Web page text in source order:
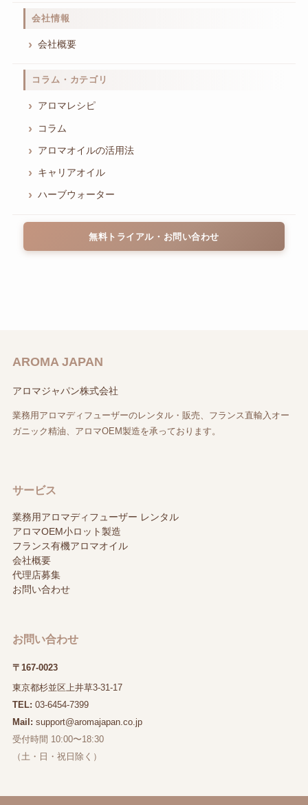
会社情報
会社概要
コラム・カテゴリ
アロマレシピ
コラム
アロマオイルの活用法
キャリアオイル
ハーブウォーター
無料トライアル・お問い合わせ
AROMA JAPAN
アロマジャパン株式会社
業務用アロマディフューザーのレンタル・販売、フランス直輸入オー
ガニック精油、アロマOEM製造を承っております。
サービス
業務用アロマディフューザー レンタル
アロマOEM小ロット製造
フランス有機アロマオイル
会社概要
代理店募集
お問い合わせ
お問い合わせ
〒167-0023
東京都杉並区上井草3-31-17
TEL: 03-6454-7399
Mail: support@aromajapan.co.jp
受付時間 10:00〜18:30
（土・日・祝日除く）